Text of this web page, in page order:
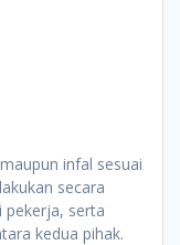
infal sesuai
secara
pekerja, serta
kedua pihak.